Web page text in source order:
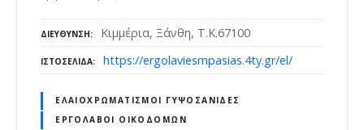
ΔΙΕΎΘΥΝΣΗ Κιμμέρια, Ξάνθη, Τ.Κ.67100
ΙΣΤΟΣΕΛΊΔΑ https://ergolaviesmpasias.4ty.gr/el/
ΕΛΑΙΟΧΡΩΜΑΤΙΣΜΟΊ ΓΥΨΟΣΑΝΊΔΕΣ
ΕΡΓΟΛΆΒΟΙ ΟΙΚΟΔΟΜΏΝ